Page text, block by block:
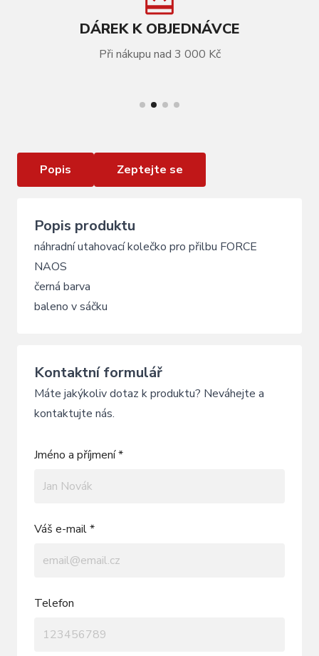
DÁREK K OBJEDNÁVCE
Při nákupu nad 3 000 Kč
Popis Zeptejte se
Popis produktu
náhradní utahovací kolečko pro přilbu FORCE
NAOS
černá barva
baleno v sáčku
Kontaktní formulář
Máte jakýkoliv dotaz k produktu? Neváhejte a
kontaktujte nás.
Jméno a příjmení *
Váš e-mail *
Telefon